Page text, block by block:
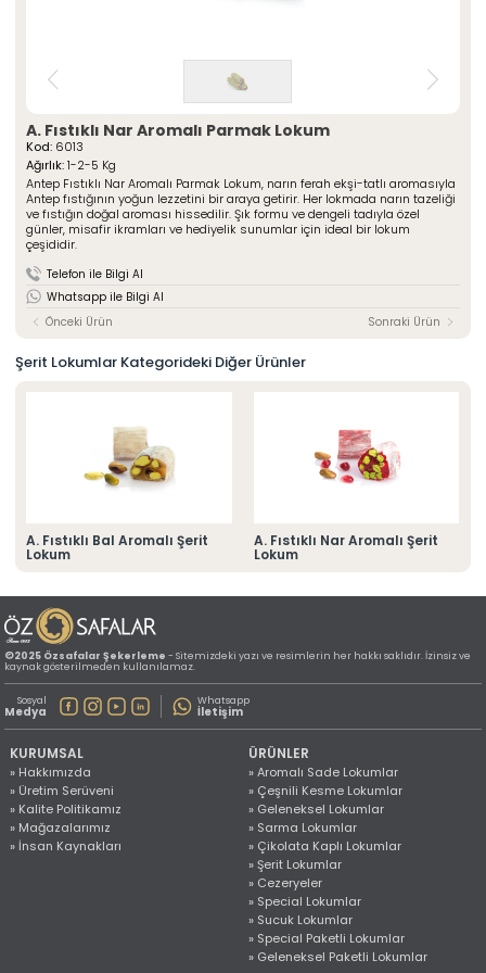
Kurumsal
» Hakkımızda
» Üretim Serüveni
» Kalite Politikamız
» İstanbul
» İleitşim Bilgilerimiz
» Konum Bilgilerimiz
» Çikolata Kaplı Lokumlar
» Cezeryeler
» Special Lokumlar
» Sucuk Lokumlar
» Special Paketli Lokumlar
» Geleneksel Paketli Lokumlar
ŞEKERLEME
Hakkımızda
Üretim Serüveni
Kalite Politikamız
Mağazalarımız
Foto Galeri
Kariyer
İletişim
A. Fıstıklı Nar Aromalı Parmak Lokum
Kod: 6013
Ağırlık:1-2-5 Kg
Antep Fıstıklı Nar Aromalı Parmak Lokum, narın ferah ekşi-tatlı aromasıyla
Antep fıstığının yoğun lezzetini bir araya getirir. Her lokmada narın tazeliği
ve fıstığın doğal aroması hissedilir. Şık formu ve dengeli tadıyla özel
günler, misafir ikramları ve hediyelik sunumlar için ideal bir lokum
çeşididir.
Telefon ile Bilgi Al
Whatsapp ile Bilgi Al
Önceki Ürün
Sonraki Ürün
Şerit Lokumlar Kategorideki Diğer Ürünler
A. Fıstıklı Bal Aromalı Şerit
Lokum
A. Fıstıklı Nar Aromalı Şerit
Lokum
©2025 Özsafalar Şekerleme- Sitemizdeki yazı ve resimlerin her hakkı saklıdır. İzinsiz ve
kaynak gösterilmeden kullanılamaz.
Sosyal
Medya
Whatsapp
İletişim
KURUMSAL
» Hakkımızda
» Üretim Serüveni
» Kalite Politikamız
» Mağazalarımız
» İnsan Kaynakları
ÜRÜNLER
» Aromalı Sade Lokumlar
» Çeşnili Kesme Lokumlar
» Geleneksel Lokumlar
» Sarma Lokumlar
» Çikolata Kaplı Lokumlar
» Şerit Lokumlar
» Cezeryeler
» Special Lokumlar
» Sucuk Lokumlar
» Special Paketli Lokumlar
» Geleneksel Paketli Lokumlar